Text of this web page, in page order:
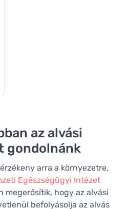
az alvási
gondolnánk
arra a környezetre,
Egészségügyi Intézet
megerősítik, hogy az alvási
befolyásolja az alvás